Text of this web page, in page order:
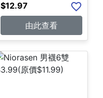
$12.97
由此查看